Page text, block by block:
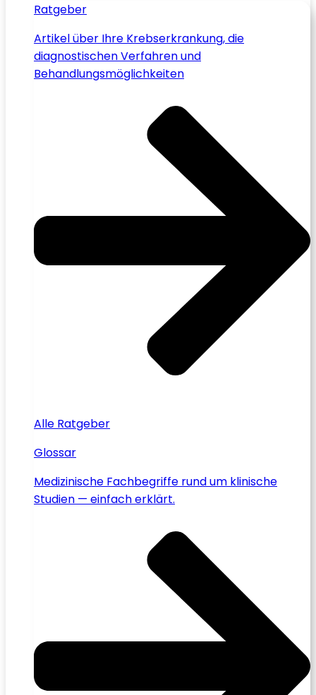
Ratgeber
Artikel über Ihre Krebserkrankung, die
diagnostischen Verfahren und
Behandlungsmöglichkeiten
Alle Ratgeber
Glossar
Medizinische Fachbegriffe rund um klinische
Studien — einfach erklärt.